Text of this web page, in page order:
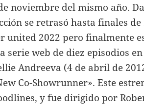
noviembre del mismo año.
se retrasó hasta finales de
united 2022 pero finalmente
serie web de diez episodios
Andreeva (4 de abril de
Co-Showrunner». Este
y fue dirigido por